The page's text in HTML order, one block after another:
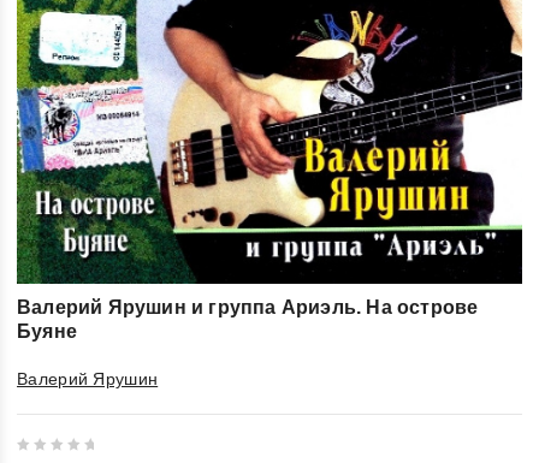
Валерий Ярушин и группа Ариэль. На острове
Буяне
Валерий Ярушин